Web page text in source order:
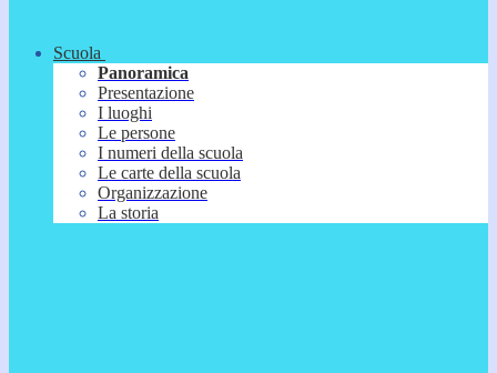
Scuola
Panoramica
Presentazione
I luoghi
Le persone
I numeri della scuola
Le carte della scuola
Organizzazione
La storia